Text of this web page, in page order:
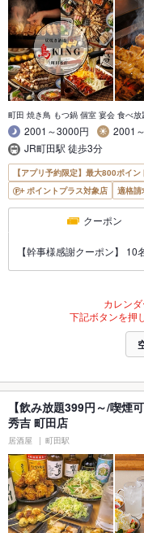
町田 焼き鳥 もつ鍋 個室 宴会 食べ放
2001～3000円
2001
JR町田駅 徒歩3分
【アプリ予約限定】最大800ポイ
ポイントプラス対象店
適格請
クーポン
【幹事様感謝クーポン】 10
カレン
下記ボタンを押
【飲み放題399円～/喫煙
秀吉 町田店
居酒屋 町田駅